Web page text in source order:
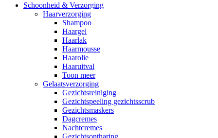
Schoonheid & Verzorging
Haarverzorging
Shampoo
Haargel
Haarlak
Haarmousse
Haarolie
Haaruitval
Toon meer
Gelaatsverzorging
Gezichtsreiniging
Gezichtspeeling gezichtsscrub
Gezichtsmaskers
Dagcremes
Nachtcremes
Gezichtsontharing